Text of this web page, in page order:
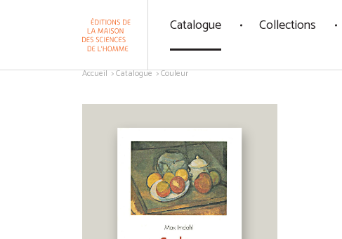
Catalogue Collections
Accueil Catalogue Couleur